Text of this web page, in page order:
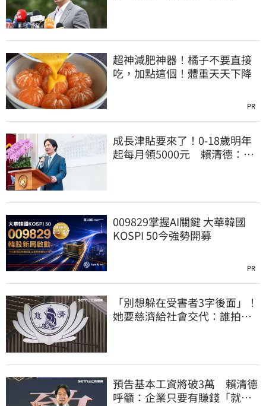
超神減肥神器！橘子不要直接
吃，加點這個！體重天天下降
PR
成長津貼要來了！0-18歲明年
起每月領5000元 賴清德：此
009829掌握AI關鍵 大華韓國
KOSPI 50今強勢開募
PR
「別想躲在受害者3字後面」！
她要慈濟給社會交代：誰拍板
預告基本工資將破3萬 賴清德
呼籲：企業只要有賺錢「就該